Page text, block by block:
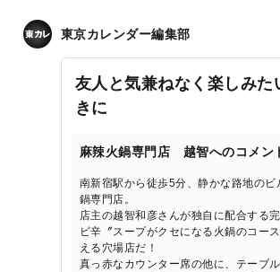
東京カレンダー編集部
友人と気兼ねなく楽しみた
きに
麻辣火鍋専門店 越智へのコメン
南新宿駅から徒歩5分、静かな路地のビ
鍋専門店。
店主の越智和彦さんが独自に配合する
ビ辛〞スープがクセになる火鍋のコー
える穴場店だ！
真っ赤なカウンター席の他に、テーブ